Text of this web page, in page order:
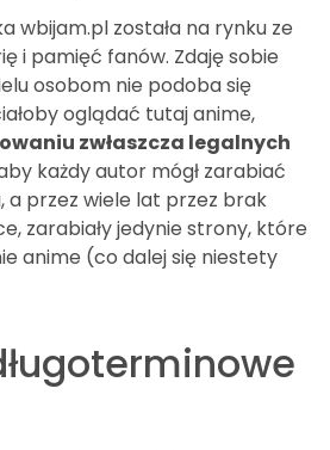
wbijam.pl została na rynku ze
i pamięć fanów. Zdaję sobie
osobom nie podoba się
oglądać tutaj anime,
zwłaszcza legalnych
każdy autor mógł zarabiać
a przez wiele lat przez brak
zarabiały jedynie strony, które
anime (co dalej się niestety